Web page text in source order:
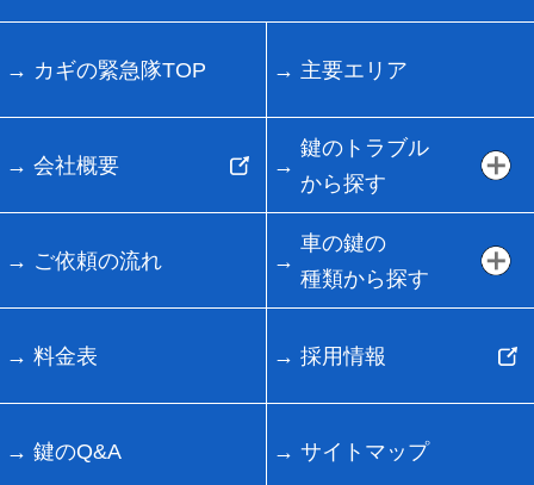
カギの緊急隊TOP 主要エリア
会社概要
鍵のトラブル
から探す
ご依頼の流れ
車の鍵の
種類から探す
料金表 採用情報
鍵のQ&A サイトマップ